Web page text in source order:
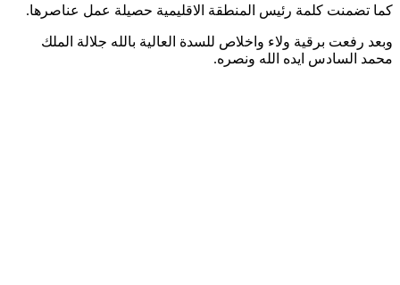
كما تضمنت كلمة رئيس المنطقة الاقليمية حصيلة عمل عناصرها.
وبعد رفعت برقية ولاء واخلاص للسدة العالية بالله جلالة الملك
محمد السادس ايده الله ونصره.